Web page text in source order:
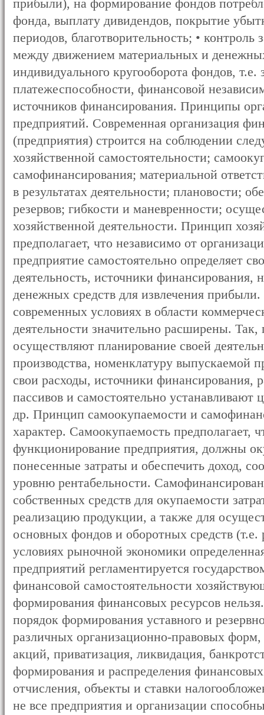
прибыли), на формирование фондов
фонда, выплату дивидендов, покрытие
периодов, благотворительность; • контроль
между движением материальных и
индивидуального кругооборота фондов,
платежеспособности, финансовой
источников финансирования. Принципы
предприятий. Современная организация
(предприятия) строится на соблюдении
хозяйственной самостоятельности;
самофинансирования; материальной
в результатах деятельности; плановости;
резервов; гибкости и маневренности;
хозяйственной деятельности. Принцип
предполагает, что независимо от
предприятие самостоятельно определяет
деятельность, источники финансирования,
денежных средств для извлечения
современных условиях в области
деятельности значительно расширены. Так,
осуществляют планирование своей
производства, номенклатуру выпускаемой
свои расходы, источники финансирования,
пассивов и самостоятельно
др. Принцип самоокупаемости и
характер. Самоокупаемость предполагает,
функционирование предприятия, должны
понесенные затраты и обеспечить доход,
уровню рентабельности.
собственных средств для окупаемости
реализацию продукции, а также для
основных фондов и оборотных средств (т.е.
условиях рыночной экономики
предприятий регламентируется
финансовой самостоятельности
формирования финансовых ресурсов
порядок формирования уставного и
различных организационно-правовых
акций, приватизация, ликвидация,
формирования и распределения
отчисления, объекты и ставки
не все предприятия и организации